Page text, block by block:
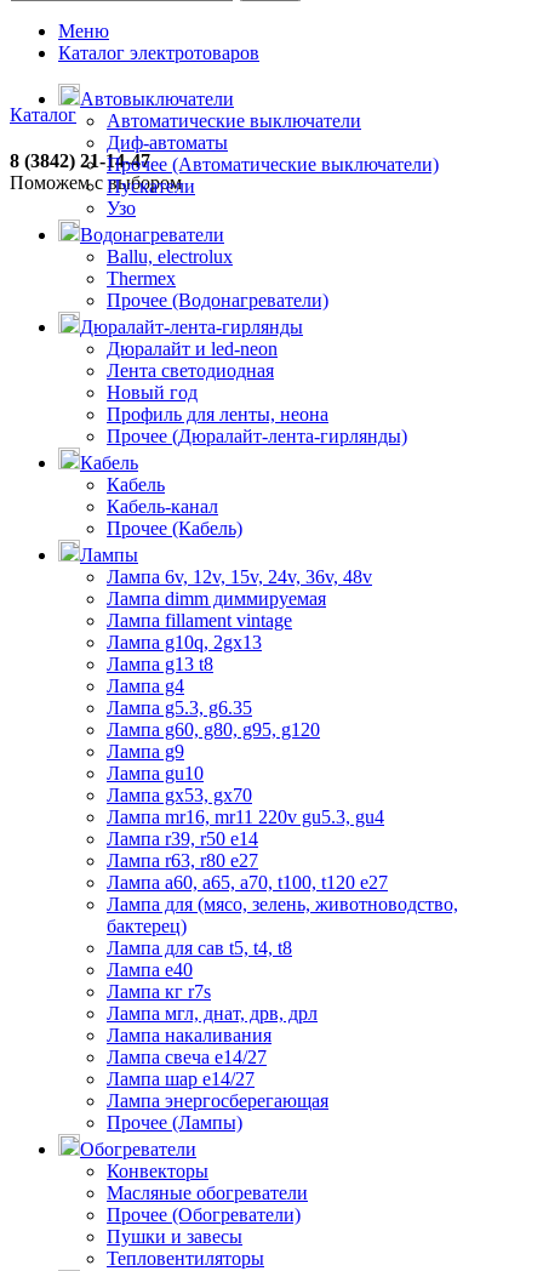
Каталог
8 (3842) 21-14-47
Поможем с выбором
Меню
Каталог электротоваров
Автовыключатели
Автоматические выключатели
Диф-автоматы
Прочее (Автоматические выключатели)
Пускатели
Узо
Водонагреватели
Ballu, electrolux
Thermex
Прочее (Водонагреватели)
Дюралайт-лента-гирлянды
Дюралайт и led-neon
Лента светодиодная
Новый год
Профиль для ленты, неона
Прочее (Дюралайт-лента-гирлянды)
Кабель
Кабель
Кабель-канал
Прочее (Кабель)
Лампы
Лампа 6v, 12v, 15v, 24v, 36v, 48v
Лампа dimm диммируемая
Лампа fillament vintage
Лампа g10q, 2gx13
Лампа g13 t8
Лампа g4
Лампа g5.3, g6.35
Лампа g60, g80, g95, g120
Лампа g9
Лампа gu10
Лампа gx53, gx70
Лампа mr16, mr11 220v gu5.3, gu4
Лампа r39, r50 е14
Лампа r63, r80 е27
Лампа а60, а65, а70, t100, t120 е27
Лампа для (мясо, зелень, животноводство,
бактерец)
Лампа для сав t5, t4, t8
Лампа е40
Лампа кг r7s
Лампа мгл, днат, дрв, дрл
Лампа накаливания
Лампа свеча е14/27
Лампа шар е14/27
Лампа энергосберегающая
Прочее (Лампы)
Обогреватели
Конвекторы
Масляные обогреватели
Прочее (Обогреватели)
Пушки и завесы
Тепловентиляторы